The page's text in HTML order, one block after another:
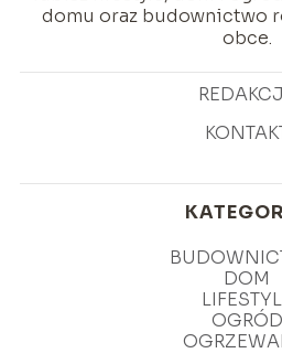
domu oraz budownictwo
obce.
DOM
OGRÓD